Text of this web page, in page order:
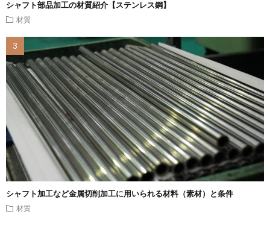
シャフト部品加工の材質紹介【ステンレス鋼】
材質
シャフト加工など金属切削加工に用いられる材料（素材）と条件
材質